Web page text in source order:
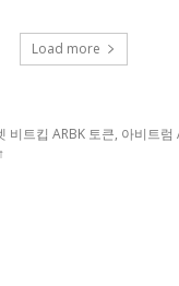
Load more